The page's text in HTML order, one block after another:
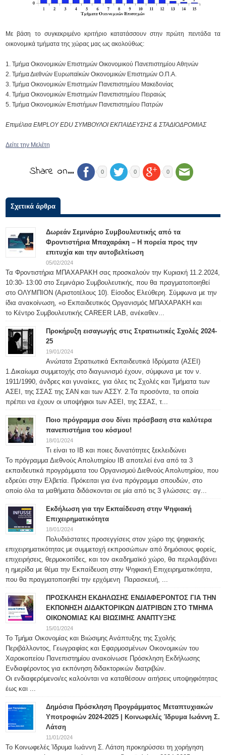
Με βάση το συγκεκριμένο κριτήριο κατατάσσουν στην πρώτη πεντάδα τα
οικονομικά τμήματα της χώρας μας ως ακολούθως:
Τμήμα Οικονομικών Επιστημών Οικονομικού Πανεπιστημίου Αθηνών
Τμήμα Διεθνών Ευρωπαϊκών Οικονομικών Επιστημών Ο.Π.Α.
Τμήμα Οικονομικών Επιστημών Πανεπιστημίου Μακεδονίας
Τμήμα Οικονομικών Επιστημών Πανεπιστημίου Πειραιώς
Τμήμα Οικονομικών Επιστήμων Πανεπιστημίου Πατρών
ΕπιμέλειαEMPLOY EDU ΣΥΜΒΟΥΛΟΙ ΕΚΠΑΙΔΕΥΣΗΣ & ΣΤΑΔΙΟΔΡΟΜΙΑΣ
Δείτε την Μελέτη
Share on… 0 0 0
Σχετικά άρθρα
Δωρεάν Σεμινάριο Συμβουλευτικής από τα
Φροντιστήρια Μπαχαράκη – Η πορεία προς την
επιτυχία και την αυτοβελτίωση
05/02/2024
Τα Φροντιστήρια ΜΠΑΧΑΡΑΚΗ σας προσκαλούν την Κυριακή 11.2.2024,
10:30- 13:00 στο Σεμινάριο Συμβουλευτικής, που θα πραγματοποιηθεί
στο ΟΛΥΜΠΙΟΝ (Αριστοτέλους 10). Είσοδος Ελεύθερη. Σύμφωνα με την
ίδια ανακοίνωση, «ο Εκπαιδευτικός Οργανισμός ΜΠΑΧΑΡΑΚΗ και
το Κέντρο Συμβουλευτικής CAREER LAB, ανέκαθεν...
Προκήρυξη εισαγωγής στις Στρατιωτικές Σχολές 2024-
25
19/01/2024
Ανώτατα Στρατιωτικά Εκπαιδευτικά Ιδρύματα (ΑΣΕΙ)
1.Δικαίωμα συμμετοχής στο διαγωνισμό έχουν, σύμφωνα με τον ν.
1911/1990, άνδρες και γυναίκες, για όλες τις Σχολές και Τμήματα των
ΑΣΕΙ, της ΣΣΑΣ της ΣΑΝ και των ΑΣΣΥ. 2.Τα προσόντα, τα οποία
πρέπει να έχουν οι υποψήφιοι των ΑΣΕΙ, της ΣΣΑΣ, τ...
Ποιο πρόγραμμα σου δίνει πρόσβαση στα καλύτερα
πανεπιστήμια του κόσμου!
18/01/2024
Τι είναι το IB και ποιες δυνατότητες ξεκλειδώνει
Το πρόγραμμα Διεθνούς Απολυτηρίου IB αποτελεί ένα από τα 3
εκπαιδευτικά προγράμματα του Οργανισμού Διεθνούς Απολυτηρίου, που
εδρεύει στην Ελβετία. Πρόκειται για ένα πρόγραμμα σπουδών, στο
οποίο όλα τα μαθήματα διδάσκονται σε μία από τις 3 γλώσσες: αγ...
Εκδήλωση για την Εκπαίδευση στην Ψηφιακή
Επιχειρηματικότητα
18/01/2024
Πολυδιάστατες προσεγγίσεις στον χώρο της ψηφιακής
επιχειρηματικότητας με συμμετοχή εκπροσώπων από δημόσιους φορείς,
επιχειρήσεις, θερμοκοιτίδες, και τον ακαδημαϊκό χώρο, θα περιλαμβάνει
η ημερίδα με θέμα την Εκπαίδευση στην Ψηφιακή Επιχειρηματικότητα,
που θα πραγματοποιηθεί την ερχόμενη Παρασκευή, ...
ΠΡΟΣΚΛΗΣΗ ΕΚΔΗΛΩΣΗΣ ΕΝΔΙΑΦΕΡΟΝΤΟΣ ΓΙΑ ΤΗΝ
ΕΚΠΟΝΗΣΗ ΔΙΔΑΚΤΟΡΙΚΩΝ ΔΙΑΤΡΙΒΩΝ ΣΤΟ ΤΜΗΜΑ
ΟΙΚΟΝΟΜΙΑΣ ΚΑΙ ΒΙΩΣΙΜΗΣ ΑΝΑΠΤΥΞΗΣ
15/01/2024
Το Τμήμα Οικονομίας και Βιώσιμης Ανάπτυξης της Σχολής
Περιβάλλοντος, Γεωγραφίας και Εφαρμοσμένων Οικονομικών του
Χαροκοπείου Πανεπιστημίου ανακοίνωσε Πρόσκληση Εκδήλωσης
Ενδιαφέροντος για εκπόνηση διδακτορικών διατριβών.
Οι ενδιαφερόμενοι/ες καλούνται να καταθέσουν αιτήσεις υποψηφιότητας
έως και ...
Δημόσια Πρόσκληση Προγράμματος Μεταπτυχιακών
Υποτροφιών 2024-2025 | Κοινωφελές Ίδρυμα Ιωάννη Σ.
Λάτση
11/01/2024
Το Κοινωφελές Ίδρυμα Ιωάννη Σ. Λάτση προκηρύσσει τη χορήγηση